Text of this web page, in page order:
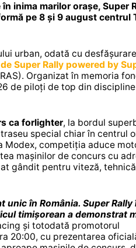
inima marilor orașe, Super
pe 8 și 9 august centrul
urban, odată cu
Super Rally powered by
Organizat în memoria
de piloți de top din
ca forlighter, la bordul
special chiar în centrul
Modex, competiția aduce
mașinilor de concurs cu
gândit pentru viteză,
în România. Super Rally
timișorean a demonstrat
și totodată promotorul
20:00, cu prezentarea